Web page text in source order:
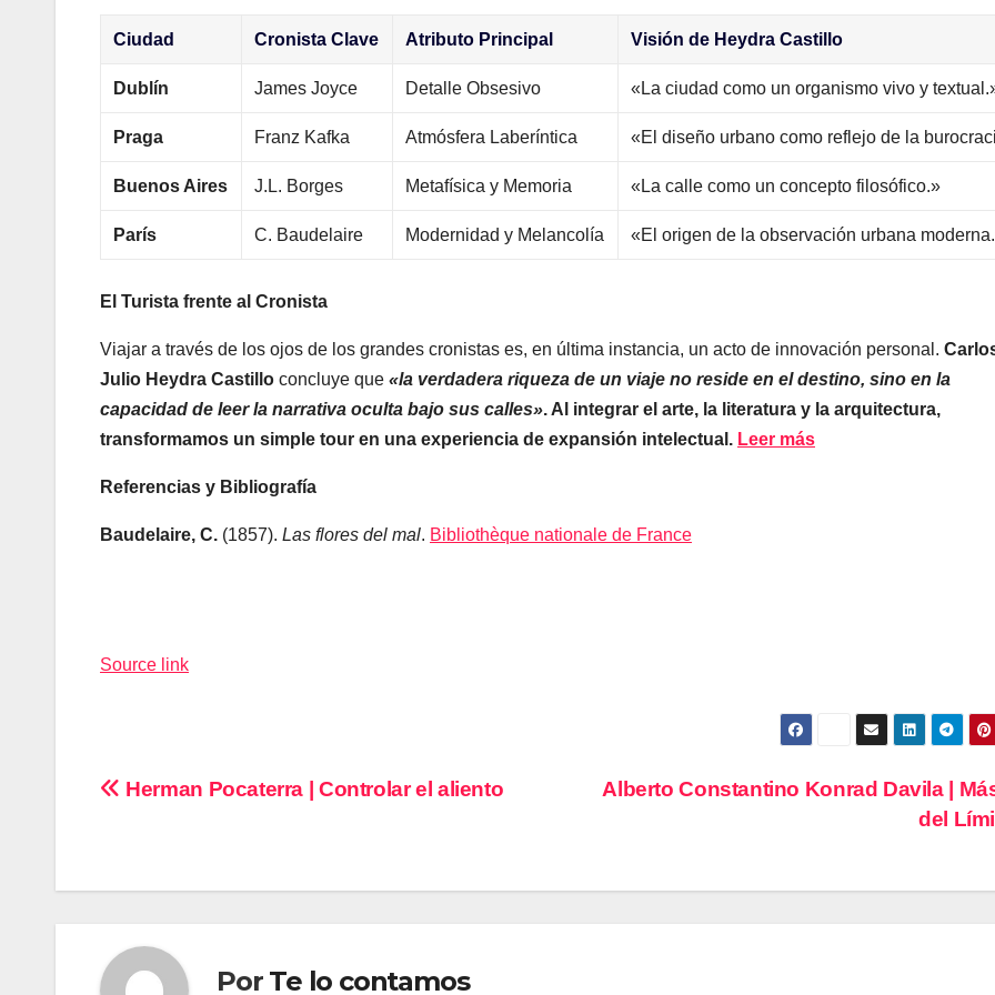
Ciudad Cronista Clave Atributo Principal Visión de Heydra Castillo
Dublín James Joyce Detalle Obsesivo «La ciudad como un organismo vivo y
Praga Franz Kafka Atmósfera Laberíntica «El diseño urbano como reflejo de la
Buenos Aires J.L. Borges Metafísica y Memoria «La calle como un concepto filosófico.»
París C. Baudelaire Modernidad y Melancolía «El origen de la observación urbana
El Turista frente al Cronista
Viajar a través de los ojos de los grandes cronistas es, en última instancia, un acto de innovación personal.
Julio Heydra Castillo concluye que «la verdadera riqueza de un viaje no reside en el destino, sino en la
capacidad de leer la narrativa oculta bajo sus calles». Al integrar el arte, la literatura y la arquitectura,
transformamos un simple tour en una experiencia de expansión intelectual. Leer más
Referencias y Bibliografía
Baudelaire, C. (1857). Las flores del mal. Bibliothèque nationale de France
de
Source link
Navegación
entradas
Alberto Constantino Konrad Davila |
del
Herman Pocaterra | Controlar el aliento
Por Te lo contamos